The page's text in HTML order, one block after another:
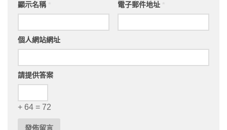
顯示名稱 電子郵件地址
個人網站網址
請提供答案
+ 64 = 72